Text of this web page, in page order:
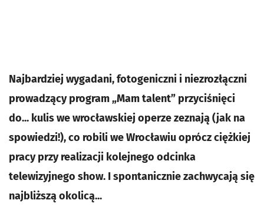
Najbardziej wygadani, fotogeniczni i niezrozłączni
prowadzący program „Mam talent” przyciśnięci
do... kulis we wrocławskiej operze zeznają (jak na
spowiedzi!), co robili we Wrocławiu oprócz ciężkiej
pracy przy realizacji kolejnego odcinka
telewizyjnego show. I spontanicznie zachwycają się
najbliższą okolicą...